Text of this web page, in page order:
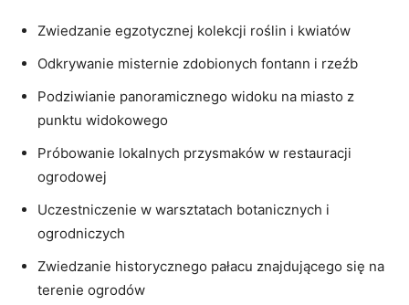
Zwiedzanie egzotycznej kolekcji roślin i kwiatów
Odkrywanie misternie zdobionych fontann i rzeźb
Podziwianie panoramicznego widoku na miasto‌ z
punktu widokowego
Próbowanie lokalnych przysmaków w restauracji
ogrodowej
Uczestniczenie w warsztatach ‍botanicznych i
ogrodniczych
Zwiedzanie‌ historycznego pałacu znajdującego się na
terenie ogrodów